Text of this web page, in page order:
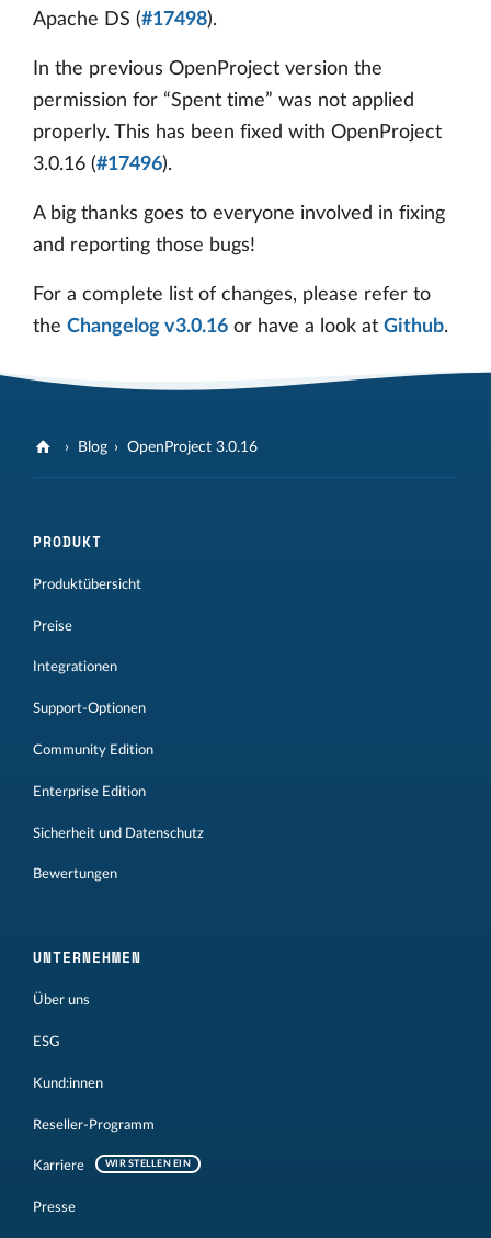
Apache DS (#17498).
In the previous OpenProject version the
permission for “Spent time” was not applied
properly. This has been fixed with OpenProject
3.0.16 (#17496).
A big thanks goes to everyone involved in fixing
and reporting those bugs!
For a complete list of changes, please refer to
the Changelog v3.0.16 or have a look at Github.
Blog OpenProject 3.0.16
PRODUKT
Produktübersicht
Preise
Integrationen
Support-Optionen
Community Edition
Enterprise Edition
Sicherheit und Datenschutz
Bewertungen
UNTERNEHMEN
Über uns
ESG
Kund:innen
Reseller-Programm
Karriere WIR STELLEN EIN
Presse